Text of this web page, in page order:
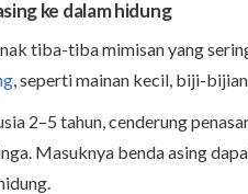
ke dalam hidung
tiba-tiba mimisan yang
, seperti mainan kecil, biji-
2–5 tahun, cenderung
Masuknya benda asing